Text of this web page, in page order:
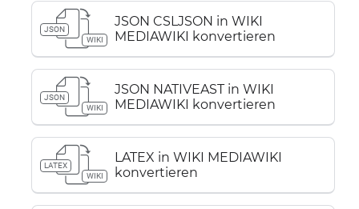
JSON
WIKI
JSON CSLJSON in WIKI
MEDIAWIKI konvertieren
JSON
WIKI
JSON NATIVEAST in WIKI
MEDIAWIKI konvertieren
LATEX
WIKI
LATEX in WIKI MEDIAWIKI
konvertieren